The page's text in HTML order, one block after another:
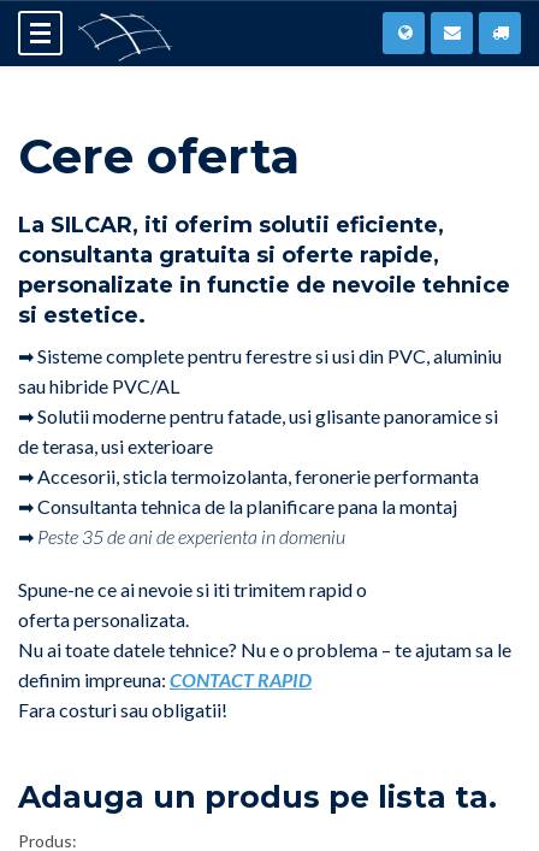
Cere oferta
La SILCAR, iti oferim solutii eficiente,
consultanta gratuita si oferte rapide,
personalizate in functie de nevoile tehnice
si estetice.
➡ Sisteme complete pentru ferestre si usi din PVC, aluminiu
sau hibride PVC/AL
➡ Solutii moderne pentru fatade, usi glisante panoramice si
de terasa, usi exterioare
➡ Accesorii, sticla termoizolanta, feronerie performanta
➡ Consultanta tehnica de la planificare pana la montaj
➡ Peste 35 de ani de experienta in domeniu
Spune-ne ce ai nevoie si iti trimitem rapid o
oferta personalizata.
Nu ai toate datele tehnice? Nu e o problema – te ajutam sa le
definim impreuna: CONTACT RAPID
Fara costuri sau obligatii!
Adauga un produs pe lista ta.
Produs: